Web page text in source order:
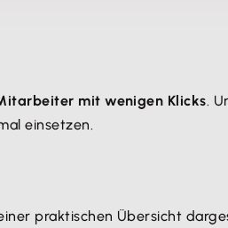
mit wenigen Klicks.
einsetzen.
praktischen Übersicht